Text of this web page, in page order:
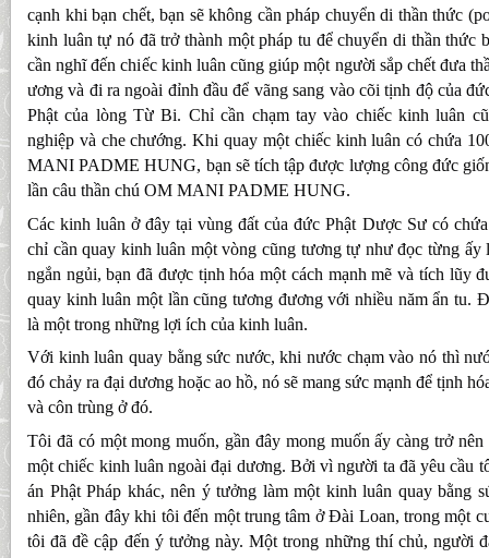
cạnh khi bạn chết, bạn sẽ không cần pháp chuyển di thần thức
kinh luân tự nó đã trở thành một pháp tu để chuyển di thần thức
cần nghĩ đến chiếc kinh luân cũng giúp một người sắp chết đưa
ương và đi ra ngoài đỉnh đầu để vãng sang vào cõi tịnh độ của
Phật của lòng Từ Bi. Chỉ cần chạm tay vào chiếc kinh luân
nghiệp và che chướng. Khi quay một chiếc kinh luân có chứa
MANI PADME HUNG, bạn sẽ tích tập được lượng công đức
lần câu thần chú OM MANI PADME HUNG.
Các kinh luân ở đây tại vùng đất của đức Phật Dược Sư có
chỉ cần quay kinh luân một vòng cũng tương tự như đọc từng ấy
ngắn ngủi, bạn đã được tịnh hóa một cách mạnh mẽ và tích lũy
quay kinh luân một lần cũng tương đương với nhiều năm ẩn tu.
là một trong những lợi ích của kinh luân.
Với kinh luân quay bằng sức nước, khi nước chạm vào nó thì
đó chảy ra đại dương hoặc ao hồ, nó sẽ mang sức mạnh để tịnh
và côn trùng ở đó.
Tôi đã có một mong muốn, gần đây mong muốn ấy càng trở
một chiếc kinh luân ngoài đại dương. Bởi vì người ta đã yêu cầu
án Phật Pháp khác, nên ý tưởng làm một kinh luân quay bằng
nhiên, gần đây khi tôi đến một trung tâm ở Đài Loan, trong một
tôi đã đề cập đến ý tưởng này. Một trong những thí chủ, người